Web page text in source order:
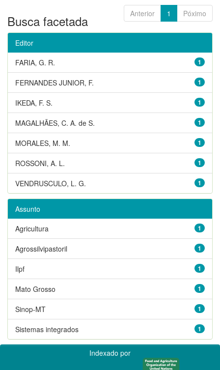
Anterior 1 Póximo
Busca facetada
Editor
1
FARIA, G. R.
1
FERNANDES JUNIOR, F.
1
IKEDA, F. S.
1
MAGALHÃES, C. A. de S.
1
MORALES, M. M.
1
ROSSONI, A. L.
1
VENDRUSCULO, L. G.
Assunto
1
Agricultura
1
Agrossilvipastoril
1
Ilpf
1
Mato Grosso
1
Sinop-MT
1
Sistemas integrados
Indexado por